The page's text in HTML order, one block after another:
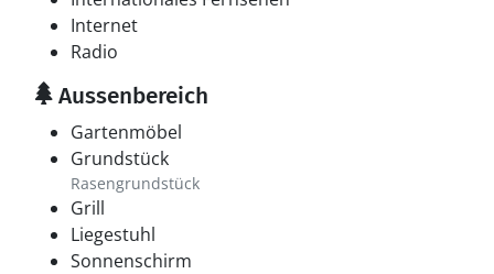
Internet
Radio
Aussenbereich
Gartenmöbel
Grundstück
Rasengrundstück
Grill
Liegestuhl
Sonnenschirm